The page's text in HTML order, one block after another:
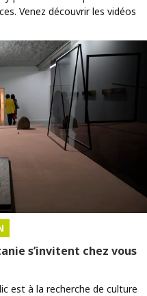
Venez découvrir les vidéos
s’invitent chez vous
est à la recherche de culture